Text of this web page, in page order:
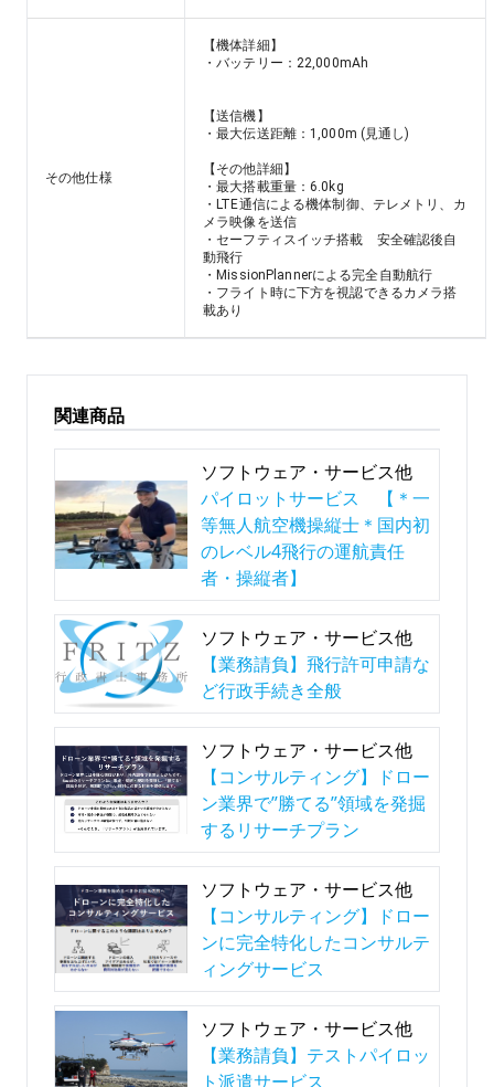
その他仕様
【機体詳細】
・バッテリー：22,000mAh
【送信機】
・最大伝送距離：1,000m (見通し)
【その他詳細】
・最大搭載重量：6.0kg
・LTE通信による機体制御、テレメトリ、カ
メラ映像を送信
・セーフティスイッチ搭載　安全確認後自
動飛行
・MissionPlannerによる完全自動航行
・フライト時に下方を視認できるカメラ搭
載あり
関連商品
ソフトウェア・サービス他
パイロットサービス 【＊一
等無人航空機操縦士＊国内初
のレベル4飛行の運航責任
者・操縦者】
ソフトウェア・サービス他
【業務請負】飛行許可申請な
ど行政手続き全般
ソフトウェア・サービス他
【コンサルティング】ドロー
ン業界で”勝てる”領域を発掘
するリサーチプラン
ソフトウェア・サービス他
【コンサルティング】ドロー
ンに完全特化したコンサルテ
ィングサービス
ソフトウェア・サービス他
【業務請負】テストパイロッ
ト派遣サービス